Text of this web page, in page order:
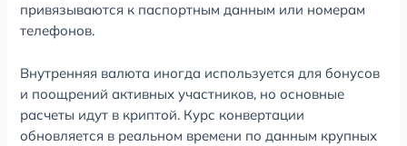
привязываются к паспортным данным или номерам
телефонов.
Внутренняя валюта иногда используется для бонусов
и поощрений активных участников, но основные
расчеты идут в криптой. Курс конвертации
обновляется в реальном времени по данным крупных